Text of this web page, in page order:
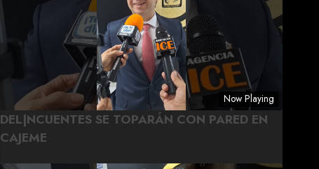
Now Playing
DEL|NCUENTES SE TOPARÁN CON PARED EN
CAJEME